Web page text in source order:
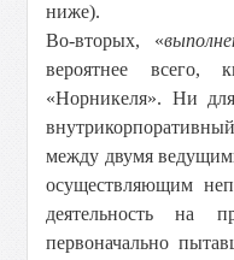
ниже).
Во-вторых, «
вероятнее
«Норникеля». Ни
между двумя
осуществляющим
деятельность на
первоначально